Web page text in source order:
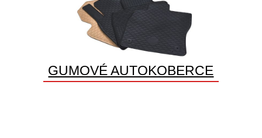
GUMOVÉ AUTOKOBERCE